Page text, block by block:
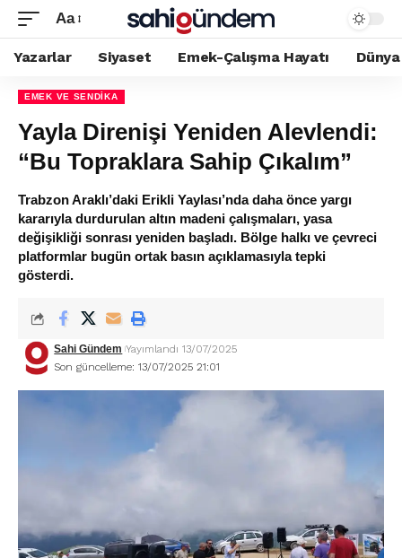
Aa
Yazarlar Siyaset Emek-Çalışma Hayatı Dünya
EMEK VE SENDIKA
Yayla Direnişi Yeniden Alevlendi:
“Bu Topraklara Sahip Çıkalım”
Trabzon Araklı’daki Erikli Yaylası’nda daha önce yargı
kararıyla durdurulan altın madeni çalışmaları, yasa
değişikliği sonrası yeniden başladı. Bölge halkı ve çevreci
platformlar bugün ortak basın açıklamasıyla tepki
gösterdi.
Son güncelleme: 13/07/2025 21:01
Sahi Gündem Yayımlandı 13/07/2025